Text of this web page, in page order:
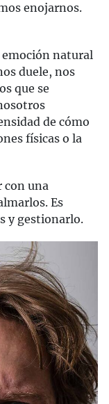
enojarnos.
natural
duele, nos
que se
de cómo
físicas o la
con una
Es
y gestionarlo.